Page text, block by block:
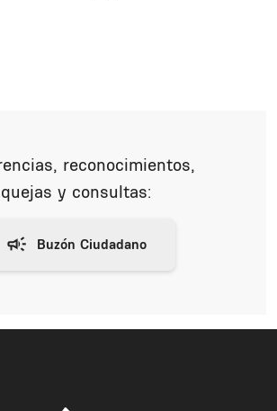
reconocimientos,
quejas y consultas: